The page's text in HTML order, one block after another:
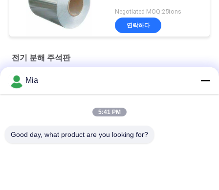
Negotiated MOQ:25tons
연락하다
전기 분해 주석판
견고한 부식 방지 밀봉 기술: 모델 603D 153mm 산업용 식품 캔 끝
식품 캔 제조용 MR급 전해 양철 시트
산업용 포장용 전해 생철판 코일 | 녹 방지
Mia
5:41 PM
Good day, what product are you looking for?